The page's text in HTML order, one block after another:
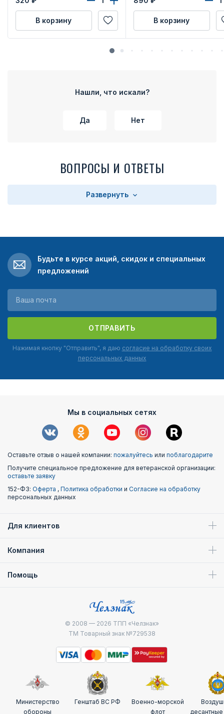
В корзину В корзину
Нашли, что искали?
Да Нет
ВОПРОСЫ И ОТВЕТЫ
Развернуть
Будьте в курсе акций, скидок и специальных
предложений
ОТПРАВИТЬ
Нажимая кнопку "Отправить", я даю согласие на обработку своих
персональных данных
Мы в социальных сетях
Оставьте отзыв о нашей компании: пожалуйтесь или поблагодарите
Получите специальное предложение для ветеранской организации:
оставьте заявку
152-ФЗ: Оферта , Политика обработки и Согласие на обработку
персональных данных
Для клиентов
Компания
Помощь
© 2008 — 2026 ТПП «Челзнак»
ТМ Товарный знак №729538
Министерство
обороны
Генштаб ВС РФ
Военно-морской
флот
десантные